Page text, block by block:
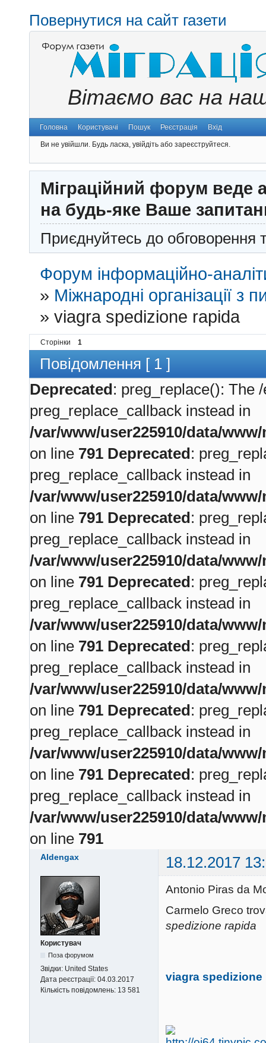
Повернутися на сайт газети
Вітаємо вас на
Головна Користувачі Пошук Реєстрація Вхід
Ви не увійшли. Будь ласка, увійдіть або зареєструйтеся.
Міграційний форум веде
на будь-яке Ваше
Приєднуйтесь до обговорення
Форум інформаційно-
» Міжнародні організації з
»viagra spedizione rapida
Сторінки 1
Повідомлення [ 1 ]
Deprecated: preg_replace(): The
preg_replace_callback instead in
/var/www/user225910/data/
on line 791 Deprecated:
preg_replace_callback instead in
/var/www/user225910/data/
on line 791 Deprecated:
preg_replace_callback instead in
/var/www/user225910/data/
on line 791 Deprecated:
preg_replace_callback instead in
/var/www/user225910/data/
on line 791 Deprecated:
preg_replace_callback instead in
/var/www/user225910/data/
on line 791 Deprecated:
preg_replace_callback instead in
/var/www/user225910/data/
on line 791 Deprecated:
preg_replace_callback instead in
/var/www/user225910/data/
on line 791
Aldengax 18.12.2017
Користувач
Поза форумом
Звідки: United States
Дата реєстрації: 04.03.2017
Кількість повідомлень: 13 581
Antonio Piras da
Carmelo Greco
spedizione rapida
viagra spedizione